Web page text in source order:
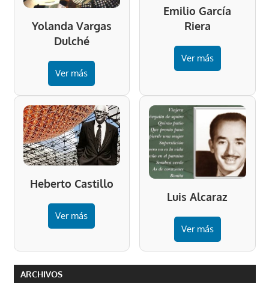
Yolanda Vargas
Dulché
Ver más
Emilio García
Riera
Ver más
Heberto Castillo
Ver más
Luis Alcaraz
Ver más
ARCHIVOS